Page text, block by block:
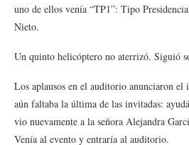
uno de ellos venía “TP1”: Tipo
Nieto.
Un quinto helicóptero no aterrizó. Siguió
Los aplausos en el auditorio anunciaron el
aún faltaba la última de las invitadas:
vio nuevamente a la señora Alejandra
Venía al evento y entraría al auditorio.